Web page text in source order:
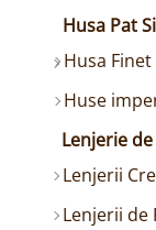
Husa Pat
Husa
Huse
Lenjerie
Lenjerii
Lenjerii de